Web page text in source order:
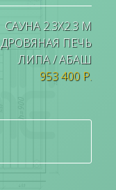
САУНА 2.3Х2.3 М
ДРОВЯНАЯ ПЕЧЬ
ЛИПА / АБАШ
953 400 Р.